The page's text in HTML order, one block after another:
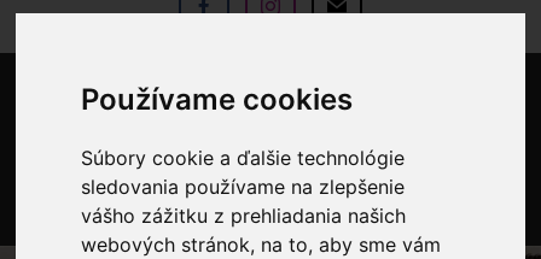
Používame cookies
Súbory cookie a ďalšie technológie
sledovania používame na zlepšenie
vášho zážitku z prehliadania našich
webových stránok, na to, aby sme vám
0